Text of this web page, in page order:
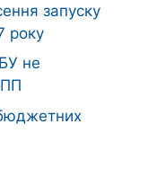
запуску
року
не